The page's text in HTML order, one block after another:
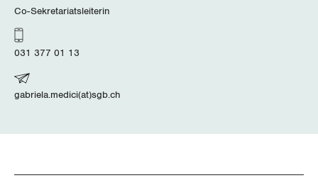
Tessin
Zug
Co-Sekretariatsleiterin
031 377 01 13
gabriela.medici(at)sgb.ch